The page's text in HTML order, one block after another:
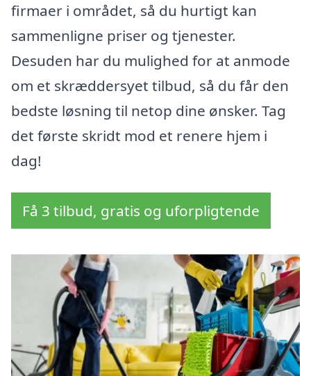
firmaer i området, så du hurtigt kan
sammenligne priser og tjenester.
Desuden har du mulighed for at anmode
om et skræddersyet tilbud, så du får den
bedste løsning til netop dine ønsker. Tag
det første skridt mod et renere hjem i
dag!
Få 3 tilbud, gratis og uforpligtende